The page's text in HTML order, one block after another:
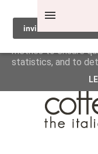
This site uses
and to analyze
shared with Google
metrics to ensure
statistics, and to